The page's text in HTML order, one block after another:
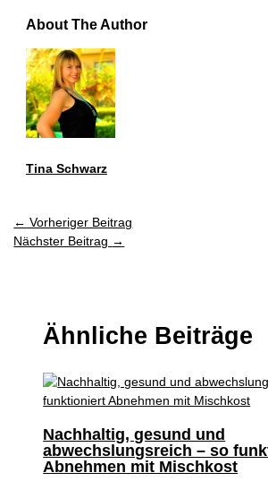
About The Author
Tina Schwarz
← Vorheriger Beitrag
Nächster Beitrag →
Ähnliche Beiträge
Nachhaltig, gesund und
abwechslungsreich – so
Abnehmen mit Mischkost